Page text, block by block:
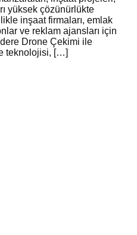
yüksek çözünürlükte
inşaat firmaları, emlak
ve reklam ajansları için
Drone Çekimi ile
teknolojisi, […]